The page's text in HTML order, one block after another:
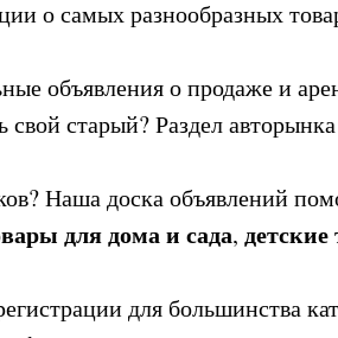
о самых разнообразных
объявления о продаже и
свой старый? Раздел
Наша доска объявлений
для дома и сада,
для большинства